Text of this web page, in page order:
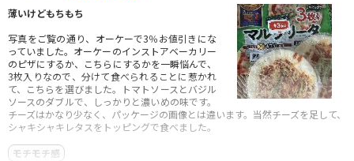
薄いけどもちもち
写真をご覧の通り、オーケーで3％お値引きにな
っていました。オーケーのインストアベーカリー
のピザにするか、こちらにするかを一瞬悩んで、
3枚入りなので、分けて食べられることに惹かれ
て、こちらを選びました。トマトソースとバジル
ソースのダブルで、しっかりと濃いめの味です。
チーズはかなり少なく、パッケージの画像とは違います。当然チーズを足して、
シャキシャキレタスをトッピングで食べました。
モチモチ感